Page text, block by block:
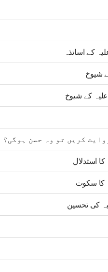
کے اساتذہ
شیوخ
کے شیوخ
روایت کریں تو وہ حسن ہوگی؟
استدلال
کا سکوت
کی تحسین